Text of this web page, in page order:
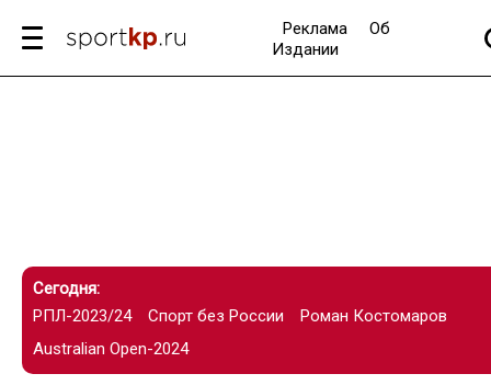
Реклама
Об
Издании
Сегодня:
РПЛ-2023/24
Спорт без России
Роман Костомаров
Australian Open-2024